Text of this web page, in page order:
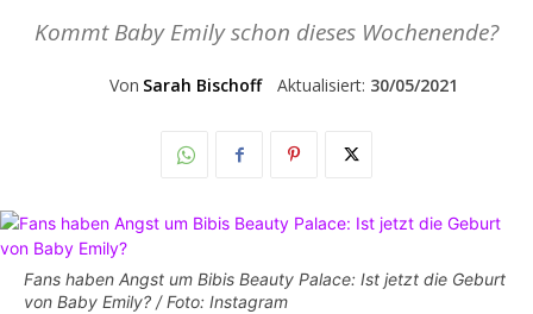
Kommt Baby Emily schon dieses Wochenende?
Von Sarah Bischoff Aktualisiert: 30/05/2021
Fans haben Angst um Bibis Beauty Palace: Ist jetzt die Geburt
von Baby Emily? / Foto: Instagram